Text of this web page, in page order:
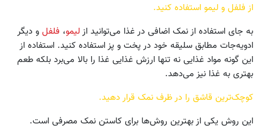
از فلفل و لیمو استفاده کنید.
به جای استفاده از نمک اضافی در غذا می‌توانید ازلیمو، فلفل و دیگر
ادویه‌جات مطابق سلیقه‌ خود در پخت و پز استفاده کنید. استفاده از
این‌ گونه مواد غذایی نه تنها ارزش غذایی غذا را بالا می‌برد بلکه طعم
بهتری به غذا نیز می‌دهد.
کوچک‌ترین قاشق را در ظرف نمک قرار دهید.
این روش یکی از بهترین روش‌ها برای کاستن نمک مصرفی است.